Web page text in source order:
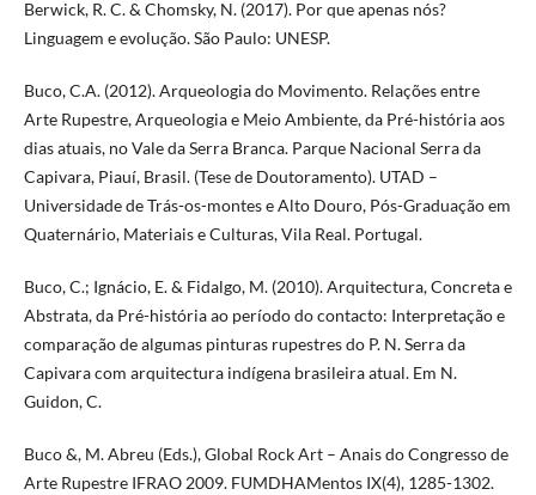
Berwick, R. C. & Chomsky, N. (2017). Por que apenas nós?
Linguagem e evolução. São Paulo: UNESP.
Buco, C.A. (2012). Arqueologia do Movimento. Relações entre
Arte Rupestre, Arqueologia e Meio Ambiente, da Pré-história aos
dias atuais, no Vale da Serra Branca. Parque Nacional Serra da
Capivara, Piauí, Brasil. (Tese de Doutoramento). UTAD –
Universidade de Trás-os-montes e Alto Douro, Pós-Graduação em
Quaternário, Materiais e Culturas, Vila Real. Portugal.
Buco, C.; Ignácio, E. & Fidalgo, M. (2010). Arquitectura, Concreta e
Abstrata, da Pré-história ao período do contacto: Interpretação e
comparação de algumas pinturas rupestres do P. N. Serra da
Capivara com arquitectura indígena brasileira atual. Em N.
Guidon, C.
Buco &, M. Abreu (Eds.), Global Rock Art – Anais do Congresso de
Arte Rupestre IFRAO 2009. FUMDHAMentos IX(4), 1285-1302.